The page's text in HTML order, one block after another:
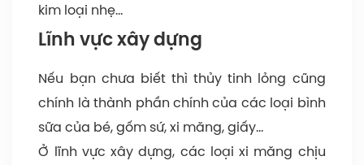
kim loại nhẹ…
Lĩnh vực xây dựng
Nếu bạn chưa biết thì thủy tinh lỏng cũng
chính là thành phần chính của các loại bình
sữa của bé, gốm sứ, xi măng, giấy…
Ở lĩnh vực xây dựng, các loại xi măng chịu